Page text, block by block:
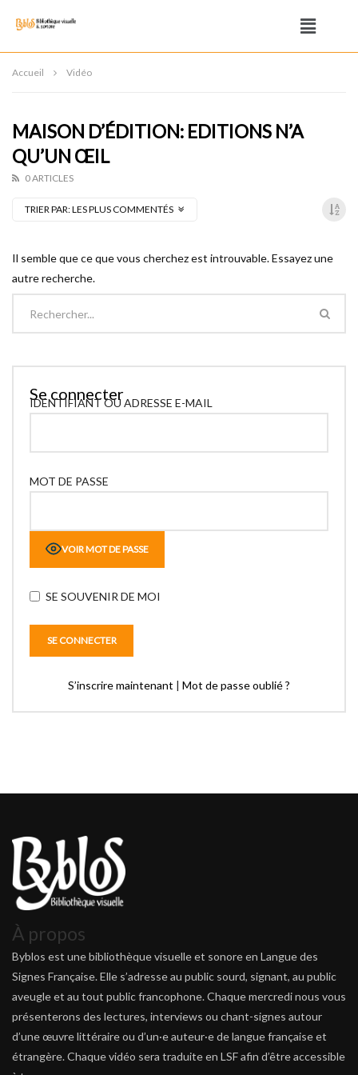
Accueil Vidéo
MAISON D’ÉDITION: EDITIONS N’A
QU’UN ŒIL
0 ARTICLES
TRIER PAR:LES PLUS COMMENTÉS
Il semble que ce que vous cherchez est introuvable. Essayez une
autre recherche.
Se connecter
IDENTIFIANT OU ADRESSE E-MAIL
MOT DE PASSE
VOIR MOT DE PASSE
SE SOUVENIR DE MOI
S’inscrire maintenant | Mot de passe oublié ?
À propos
Byblos est une bibliothèque visuelle et sonore en Langue des
Signes Française. Elle s’adresse au public sourd, signant, au public
aveugle et au tout public francophone. Chaque mercredi nous vous
présenterons des lectures, interviews ou chant-signes autour
d’une œuvre littéraire ou d’un·e auteur·e de langue française et
étrangère. Chaque vidéo sera traduite en LSF afin d’être accessible